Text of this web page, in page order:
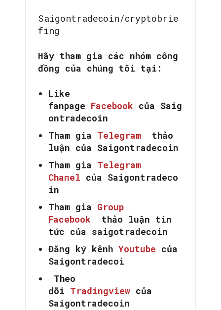
Saigontradecoin/cryptobrie
fing
Hãy tham gia các nhóm công
đồng của chúng tôi tại:
Like
fanpage Facebook của Saig
ontradecoin
Tham gia Telegram
thảo
luận của Saigontradecoin
Tham gia Telegram
Chanel của Saigontradeco
in
Tham gia Group
Facebook
thảo luận tin
tức của saigotradecoin
Đăng ký kênh Youtube của
Saigontradecoi
Theo
dõi Tradingview của
Saigontradecoin